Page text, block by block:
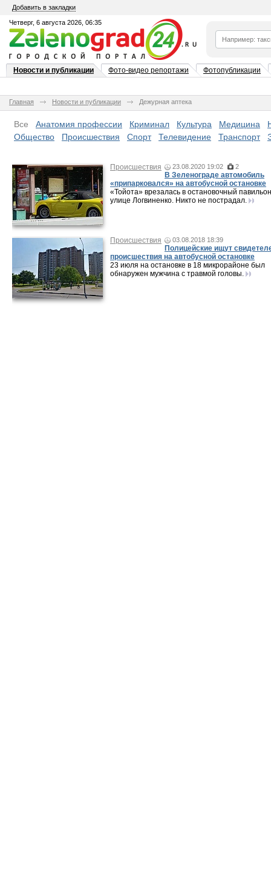
Добавить в закладки
Четверг, 6 августа 2026, 06:35
Новости и публикации Фото-видео репортажи Фотопубликации
Главная Новости и публикации Дежурная аптека
Все Анатомия профессии Криминал Культура Медицина
Общество
Происшествия Спорт Телевидение Транспорт
Происшествия 23.08.2020 19:02 2
В Зеленограде автомобиль
«припарковался» на автобусной остановке
«Тойота» врезалась в остановочный
улице Логвиненко. Никто не пострадал.
Происшествия 03.08.2018 18:39
Полицейские ищут
происшествия на автобусной остановке
23 июля на остановке в 18 микрорайоне был
обнаружен мужчина с травмой головы.